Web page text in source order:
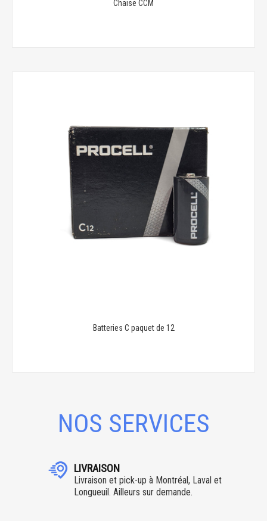
Chaise CCM
Batteries C paquet de 12
NOS SERVICES
LIVRAISON
Livraison et pick-up à Montréal, Laval et
Longueuil. Ailleurs sur demande.